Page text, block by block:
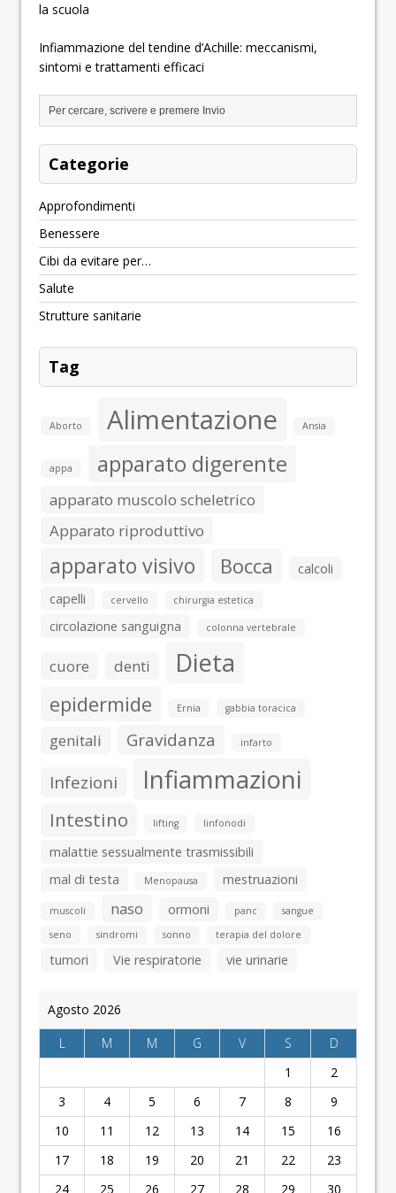
la scuola
Infiammazione del tendine d’Achille: meccanismi,
sintomi e trattamenti efficaci
Categorie
Approfondimenti
Benessere
Cibi da evitare per…
Salute
Strutture sanitarie
Tag
Aborto Alimentazione Ansia
appa apparato digerente
apparato muscolo scheletrico
Apparato riproduttivo
apparato visivo Bocca
calcoli
capelli
cervello chirurgia estetica
circolazione sanguigna colonna vertebrale
cuore denti Dieta
epidermide Ernia gabbia toracica
genitali Gravidanza infarto
Infezioni Infiammazioni
Intestino lifting linfonodi
malattie sessualmente trasmissibili
mal di testa
Menopausa mestruazioni
muscoli naso ormoni panc
sangue
seno
sindromi sonno terapia del dolore
tumori Vie respiratorie vie urinarie
Agosto 2026
L
M M G V S
D
1
2
3
4 5 6 7 8
9
10
11 12 13 14 15
16
17
18 19 20 21 22
23
24
25 26 27 28 29 30